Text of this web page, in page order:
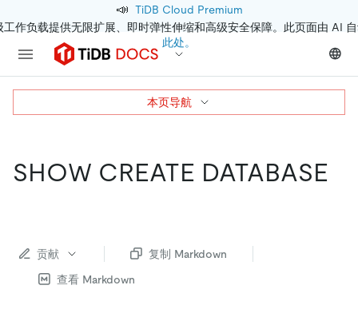
📣 TiDB Cloud Premium
作负载提供无限扩展、即时弹性伸缩和高级安全保障。此页面由 AI
此处。
SHOW CREATE DATABASE
贡献
复制 Markdown
查看 Markdown
本页导航